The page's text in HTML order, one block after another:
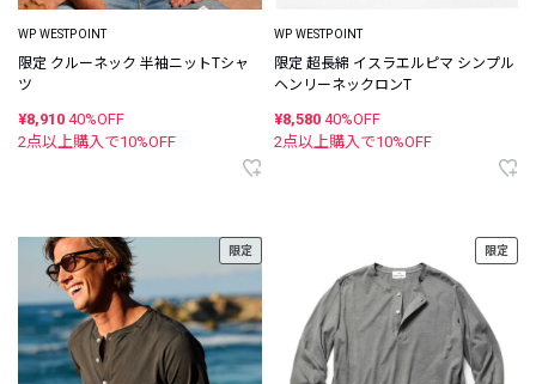
WP WESTPOINT
限定 クルーネック 半袖ニットTシャ
ツ
¥8,910 40%OFF
2点以上購入で10%OFF
WP WESTPOINT
限定 超長綿 イスラエルピマ シンプル
ヘンリーネックロンT
¥8,580 40%OFF
2点以上購入で10%OFF
限定 限定